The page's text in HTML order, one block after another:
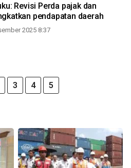
Revisi Perda pajak dan
pendapatan daerah
2025 8:37
3 4 5